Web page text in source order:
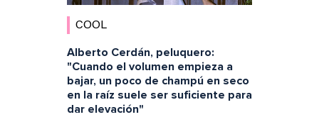
COOL
Alberto Cerdán, peluquero:
"Cuando el volumen empieza a
bajar, un poco de champú en seco
en la raíz suele ser suficiente para
dar elevación"